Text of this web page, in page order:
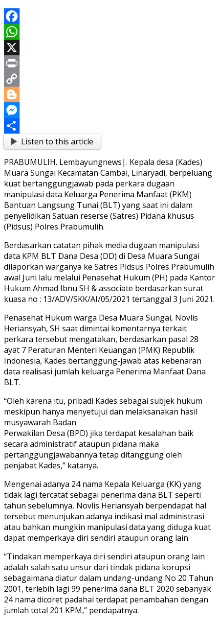
Facebook
WhatsApp
X
Print
Copy
Link
Blogger
Messenger
ShareListen to this article
PRABUMULIH. Lembayungnews|. Kepala desa (Kades)
Muara Sungai Kecamatan Cambai, Linaryadi, berpeluang
kuat bertanggungjawab pada perkara dugaan
manipulasi data Keluarga Penerima Manfaat (PKM)
Bantuan Langsung Tunai (BLT) yang saat ini dalam
penyelidikan Satuan reserse (Satres) Pidana khusus
(Pidsus) Polres Prabumulih.
Berdasarkan catatan pihak media dugaan manipulasi
data KPM BLT Dana Desa (DD) di Desa Muara Sungai
dilaporkan warganya ke Satres Pidsus Polres Prabumulih
awal Juni lalu melalui Penasehat Hukum (PH) pada Kantor
Hukum Ahmad Ibnu SH & associate berdasarkan surat
kuasa no : 13/ADV/SKK/AI/05/2021 tertanggal 3 Juni 2021.
Penasehat Hukum warga Desa Muara Sungai, Novlis
Heriansyah, SH saat dimintai komentarnya terkait
perkara tersebut mengatakan, berdasarkan pasal 28
ayat 7 Peraturan Menteri Keuangan (PMK) Republik
Indonesia, Kades bertanggung-jawab atas kebenaran
data realisasi jumlah keluarga Penerima Manfaat Dana
BLT.
“Oleh karena itu, pribadi Kades sebagai subjek hukum
meskipun hanya menyetujui dan melaksanakan hasil
musyawarah Badan
Perwakilan Desa (BPD) jika terdapat kesalahan baik
secara administratif ataupun pidana maka
pertanggungjawabannya tetap ditanggung oleh
penjabat Kades,” katanya.
Mengenai adanya 24 nama Kepala Keluarga (KK) yang
tidak lagi tercatat sebagai penerima dana BLT seperti
tahun sebelumnya, Novlis Heriansyah berpendapat hal
tersebut menunjukan adanya indikasi mal administrasi
atau bahkan mungkin manipulasi data yang diduga kuat
dapat memperkaya diri sendiri ataupun orang lain.
“Tindakan memperkaya diri sendiri ataupun orang lain
adalah salah satu unsur dari tindak pidana korupsi
sebagaimana diatur dalam undang-undang No 20 Tahun
2001, terlebih lagi 99 penerima dana BLT 2020 sebanyak
24 nama dicoret padahal terdapat penambahan dengan
jumlah total 201 KPM,” pendapatnya.